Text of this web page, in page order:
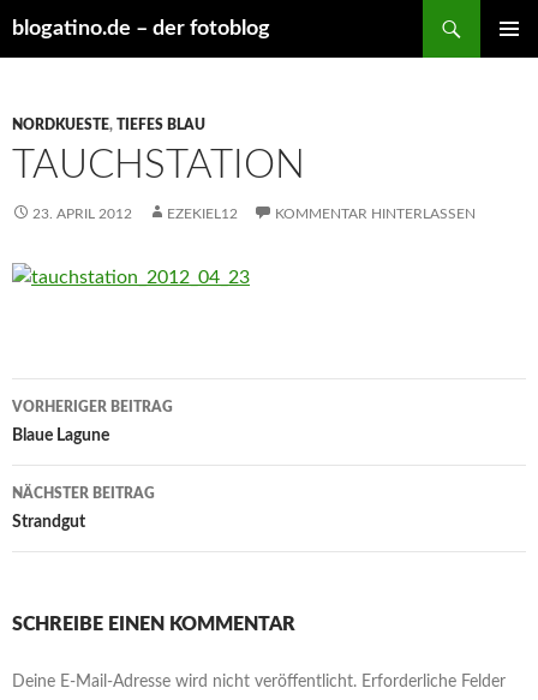
blogatino.de – der fotoblog
NORDKUESTE, TIEFES BLAU
TAUCHSTATION
23. APRIL 2012 EZEKIEL12 KOMMENTAR HINTERLASSEN
Beitragsnavigation
VORHERIGER BEITRAG
Blaue Lagune
NÄCHSTER BEITRAG
Strandgut
SCHREIBE EINEN KOMMENTAR
Deine E-Mail-Adresse wird nicht veröffentlicht. Erforderliche Felder